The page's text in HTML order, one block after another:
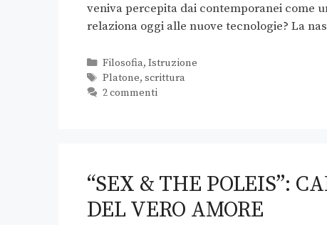
veniva percepita dai contemporanei come
relaziona oggi alle nuove tecnologie? La
Filosofia, Istruzione
Platone, scrittura
2 commenti
“SEX & THE POLEIS”:
DEL VERO AMORE